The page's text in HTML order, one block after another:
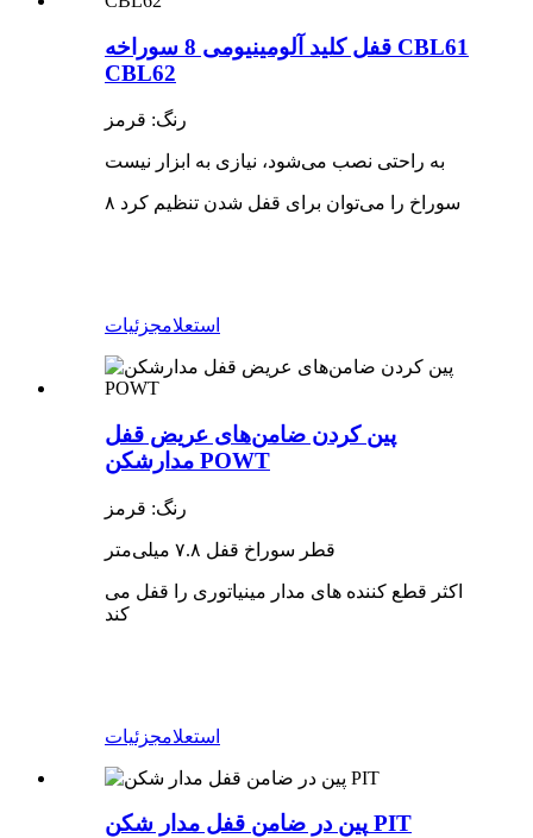
قفل کلید آلومینیومی 8 سوراخه CBL61
CBL62
رنگ: قرمز
به راحتی نصب می‌شود، نیازی به ابزار نیست
۸ سوراخ را می‌توان برای قفل شدن تنظیم کرد
استعلامجزئیات
پین کردن ضامن‌های عریض قفل
مدارشکن POWT
رنگ: قرمز
قطر سوراخ قفل ۷.۸ میلی‌متر
اکثر قطع کننده های مدار مینیاتوری را قفل می
کند
استعلامجزئیات
پین در ضامن قفل مدار شکن PIT